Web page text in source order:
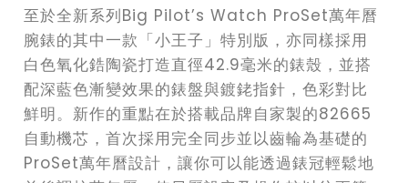
至於全新系列Big Pilot’s Watch ProSet萬年曆
腕錶的其中一款「小王子」特別版，亦同樣採用
白色氧化鋯陶瓷打造直徑42.9毫米的錶殼，並搭
配深藍色漸變效果的錶盤與鍍銠指針，色彩對比
鮮明。新作的重點在於搭載品牌自家製的82665
自動機芯，首次採用完全同步並以齒輪為基礎的
ProSet萬年曆設計，讓你可以能透過錶冠輕鬆地